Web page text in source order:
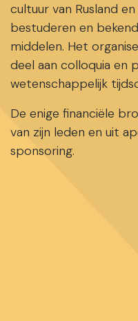
cultuur van Rusland
bestuderen en
middelen. Het
deel aan colloquia en
wetenschappelijk
De enige financiële
van zijn leden en uit
sponsoring.